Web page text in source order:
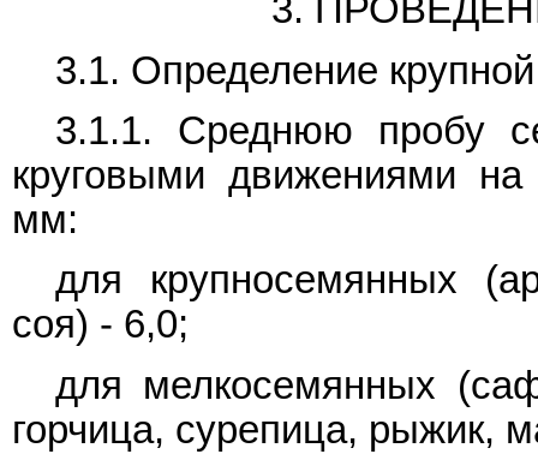
3.
3.1. Определение
3.1.1. Среднюю пробу
круговыми движениями
мм:
для крупносемянных
соя) - 6,0;
для мелкосемянных
горчица, сурепица, рыжик,